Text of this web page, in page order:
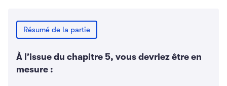
Résumé de la partie
À l’issue du chapitre 5, vous devriez être en
mesure :